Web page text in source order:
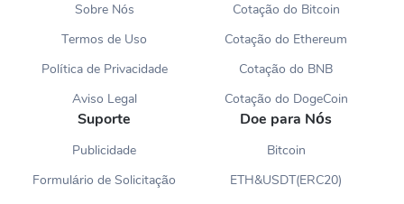
Sobre Nós
Termos de Uso
Política de Privacidade
Aviso Legal
Cotação do Bitcoin
Cotação do Ethereum
Cotação do BNB
Cotação do DogeCoin
Suporte
Publicidade
Formulário de Solicitação
Doe para Nós
Bitcoin
ETH&USDT(ERC20)